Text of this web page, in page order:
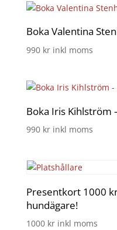
Boka Valentina
990 kr inkl moms
Boka Iris Kihlström
990 kr inkl moms
Presentkort 1000
hundägare!
1000 kr inkl moms